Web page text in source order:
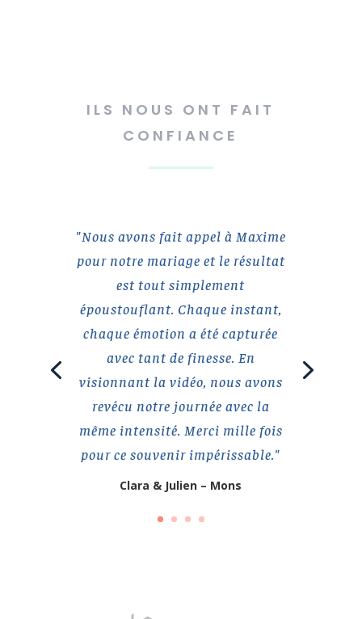
ILS NOUS ONT FAIT
CONFIANCE
"Nous avons fait appel à Maxime
pour notre mariage et le résultat
est tout simplement
époustouflant. Chaque instant,
chaque émotion a été capturée
avec tant de finesse. En
visionnant la vidéo, nous avons
revécu notre journée avec la
même intensité. Merci mille fois
pour ce souvenir impérissable."
Clara & Julien – Mons